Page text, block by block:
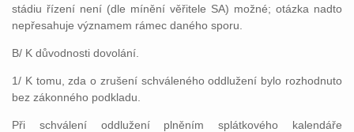
stádiu řízení není (dle mínění věřitele SA) možné; otázka nadto
nepřesahuje významem rámec daného sporu.
B/ K důvodnosti dovolání.
1/ K tomu, zda o zrušení schváleného oddlužení bylo rozhodnuto
bez zákonného podkladu.
Při schválení oddlužení plněním splátkového kalendáře